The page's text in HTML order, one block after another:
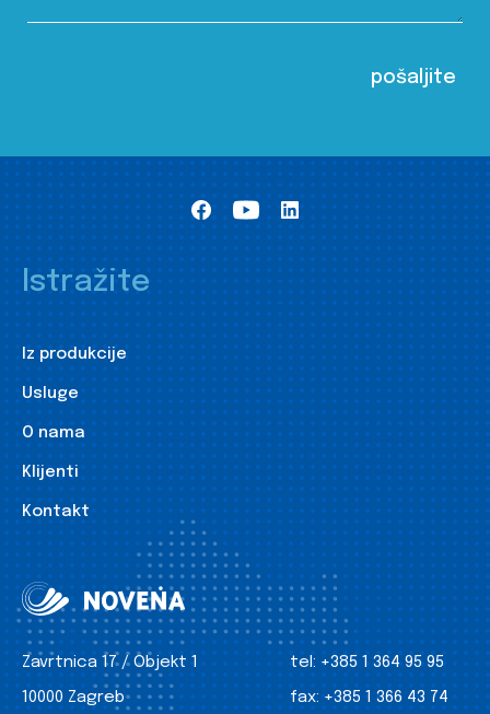
Istražite
Iz produkcije
Usluge
O nama
Klijenti
Kontakt
Zavrtnica 17 / Objekt 1
10000 Zagreb
tel: +385 1 364 95 95
fax: +385 1 366 43 74